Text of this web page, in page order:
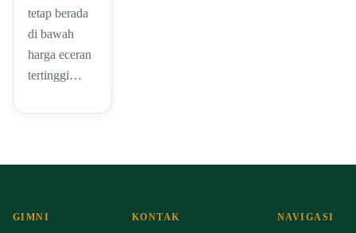
tetap berada
di bawah
harga eceran
tertinggi…
GIMNI KONTAK NAVIGASI